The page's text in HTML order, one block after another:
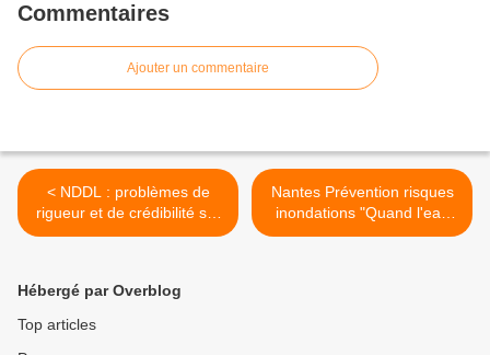
Commentaires
Ajouter un commentaire
< NDDL : problèmes de
rigueur et de crédibilité sur
l'étude préalable d'impact
France
Nantes Prévention risques
inondations "Quand l'eau
rouille la machine" Le
Hébergé par Overblog
Top articles